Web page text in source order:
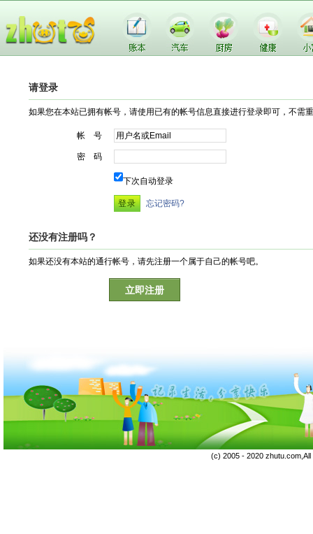
请登录
如果您在本站已拥有帐号，请使用已有的帐号信息直接进行登录即可，不需
帐 号
密 码
下次自动登录
忘记密码?
还没有注册吗？
如果还没有本站的通行帐号，请先注册一个属于自己的帐号吧。
立即注册
(c) 2005 - 2020